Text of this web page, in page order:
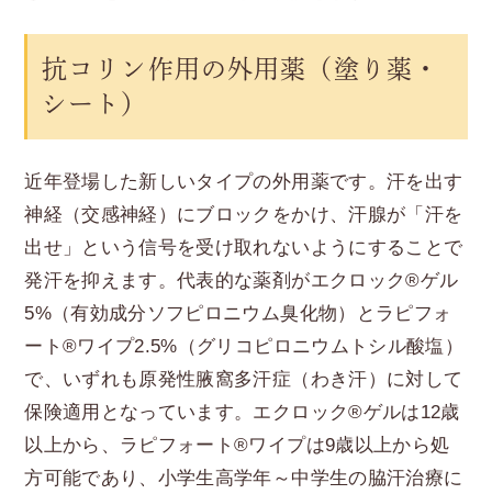
抗コリン作用の外用薬（塗り薬・
シート）
近年登場した新しいタイプの外用薬です。汗を出す
神経（交感神経）にブロックをかけ、汗腺が「汗を
出せ」という信号を受け取れないようにすることで
発汗を抑えます。代表的な薬剤がエクロック®ゲル
5%（有効成分ソフピロニウム臭化物）とラピフォ
ート®ワイプ2.5%（グリコピロニウムトシル酸塩）
で、いずれも原発性腋窩多汗症（わき汗）に対して
保険適用となっています。エクロック®ゲルは12歳
以上から、ラピフォート®ワイプは9歳以上から処
方可能であり、小学生高学年～中学生の脇汗治療に